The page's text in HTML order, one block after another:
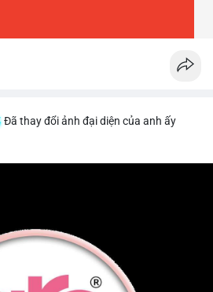
Đã thay đổi ảnh đại diện của anh ấy